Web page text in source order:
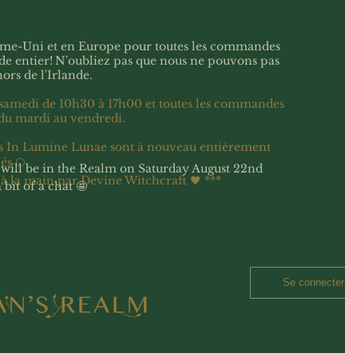
Uni et en Europe pour toutes les commandes
entier! N'oubliez pas que nous ne pouvons pas
de l'Irlande.
de 10h30 à 17h00 et toutes les commandes
mardi au vendredi.
In Lumine Lunae sont à nouveau entièrement
🌕
la main par Devine Witchcraft 🖤 ***
be in the Realm on Saturday August 22nd
of a chat 🤩
Se connecter